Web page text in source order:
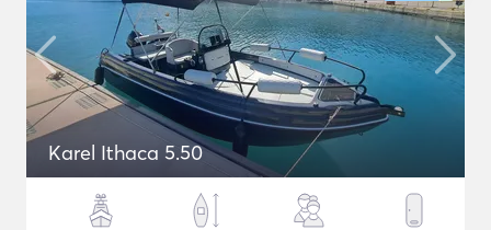
Karel Ithaca 5.50